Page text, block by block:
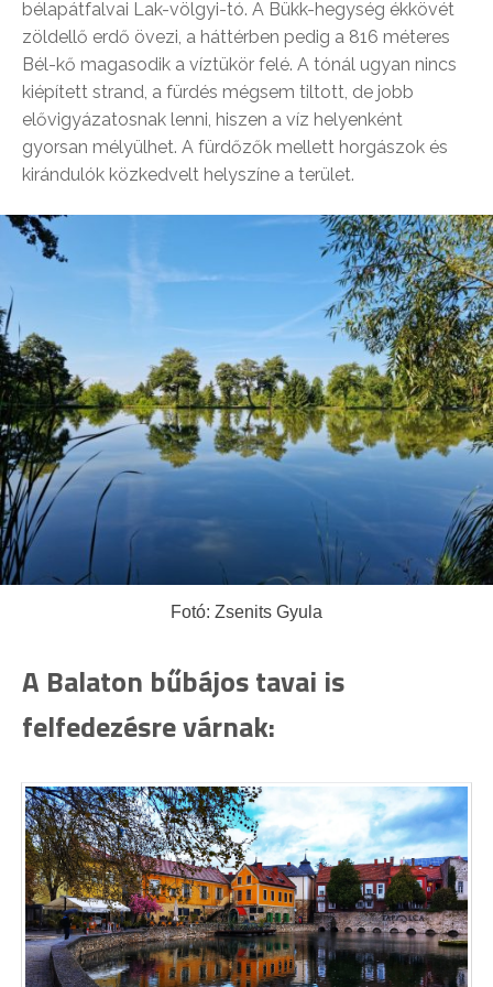
bélapátfalvai Lak-völgyi-tó. A Bükk-hegység ékkövét
zöldellő erdő övezi, a háttérben pedig a 816 méteres
Bél-kő magasodik a víztükör felé. A tónál ugyan nincs
kiépített strand, a fürdés mégsem tiltott, de jobb
elővigyázatosnak lenni, hiszen a víz helyenként
gyorsan mélyülhet. A fürdőzők mellett horgászok és
kirándulók közkedvelt helyszíne a terület.
Fotó: Zsenits Gyula
A Balaton bűbájos tavai is
felfedezésre várnak: